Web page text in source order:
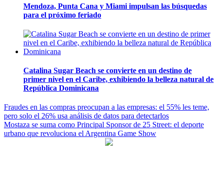
Mendoza, Punta Cana y Miami impulsan las búsquedas
para el próximo feriado
Catalina Sugar Beach se convierte en un destino de
primer nivel en el Caribe, exhibiendo la belleza natural de
República Dominicana
Navegación
de
entradas
Fraudes en las compras preocupan a las empresas: el 55% les teme,
pero solo el 26% usa análisis de datos para detectarlos
Mostaza se suma como Principal Sponsor de 25 Street: el deporte
urbano que revoluciona el Argentina Game Show